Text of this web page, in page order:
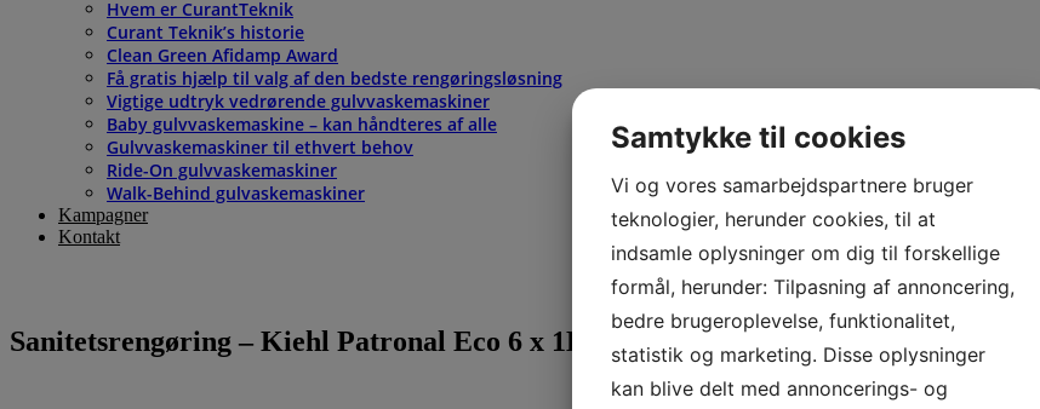
Hvem er CurantTeknik
Curant Teknik’s historie
Clean Green Afidamp Award
Få gratis hjælp til valg af den bedste rengøringsløsning
Vigtige udtryk vedrørende gulvvaskemaskiner
Baby gulvvaskemaskine – kan håndteres af alle
Gulvvaskemaskiner til ethvert behov
Ride-On gulvvaskemaskiner
Walk-Behind gulvaskemaskiner
Kampagner
Kontakt
Sanitetsrengøring – Kiehl Patronal Eco 6 x 1L
Samtykke til cookies
Vi og vores samarbejdspartnere bruger
teknologier, herunder cookies, til at
indsamle oplysninger om dig til forskellige
formål, herunder: Tilpasning af annoncering,
bedre brugeroplevelse, funktionalitet,
statistik og marketing. Disse oplysninger
kan blive delt med annoncerings- og